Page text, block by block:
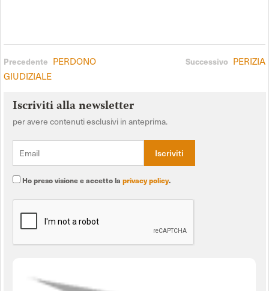
Precedente PERDONO
GIUDIZIALE
Successivo PERIZIA
Iscriviti alla newsletter
per avere contenuti esclusivi in anteprima.
Ho preso visione e accetto la privacy policy.